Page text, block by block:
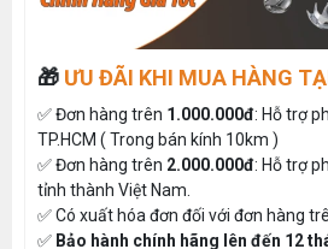
🎁 ƯU ĐÃI KHI MUA HÀNG
✅ Đơn hàng trên 1.000.000đ: Hỗ trợ
TP.HCM ( Trong bán kính 10km )
✅ Đơn hàng trên 2.000.000đ: Hỗ trợ
tỉnh thành Việt Nam.
✅ Có xuất hóa đơn đối với đơn hàng
✅ Bảo hành chính hãng lên đến 12